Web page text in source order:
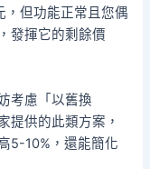
但功能正常且您偶
發揮它的剩餘價
考慮「以舊換
提供的此類方案，
5-10%，還能簡化